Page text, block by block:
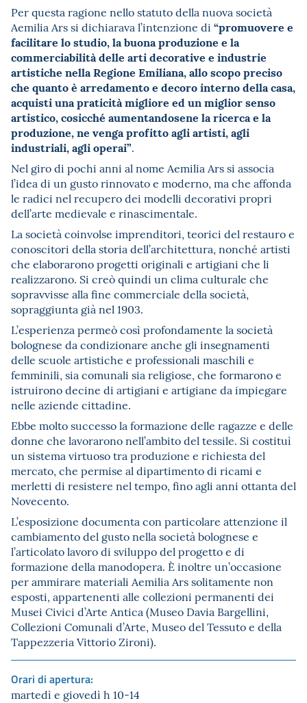
Per questa ragione nello statuto della nuova società
Aemilia Ars si dichiarava l’intenzione di “promuovere e
facilitare lo studio, la buona produzione e la
commerciabilità delle arti decorative e industrie
artistiche nella Regione Emiliana, allo scopo preciso
che quanto è arredamento e decoro interno della casa,
acquisti una praticità migliore ed un miglior senso
artistico, cosicché aumentandosene la ricerca e la
produzione, ne venga profitto agli artisti, agli
industriali, agli operai”.
Nel giro di pochi anni al nome Aemilia Ars si associa
l’idea di un gusto rinnovato e moderno, ma che affonda
le radici nel recupero dei modelli decorativi propri
dell’arte medievale e rinascimentale.
La società coinvolse imprenditori, teorici del restauro e
conoscitori della storia dell’architettura, nonché artisti
che elaborarono progetti originali e artigiani che li
realizzarono. Si creò quindi un clima culturale che
sopravvisse alla fine commerciale della società,
sopraggiunta già nel 1903.
L’esperienza permeò così profondamente la società
bolognese da condizionare anche gli insegnamenti
delle scuole artistiche e professionali maschili e
femminili, sia comunali sia religiose, che formarono e
istruirono decine di artigiani e artigiane da impiegare
nelle aziende cittadine.
Ebbe molto successo la formazione delle ragazze e delle
donne che lavorarono nell’ambito del tessile. Si costituì
un sistema virtuoso tra produzione e richiesta del
mercato, che permise al dipartimento di ricami e
merletti di resistere nel tempo, fino agli anni ottanta del
Novecento.
L’esposizione documenta con particolare attenzione il
cambiamento del gusto nella società bolognese e
l’articolato lavoro di sviluppo del progetto e di
formazione della manodopera. È inoltre un’occasione
per ammirare materiali Aemilia Ars solitamente non
esposti, appartenenti alle collezioni permanenti dei
Musei Civici d’Arte Antica (Museo Davia Bargellini,
Collezioni Comunali d’Arte, Museo del Tessuto e della
Tappezzeria Vittorio Zironi).
Orari di apertura:
martedì e giovedì h 10-14